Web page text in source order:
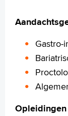
Gastro-
Opleidingen